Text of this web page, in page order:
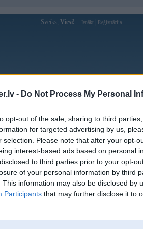
- Do Not Process My Personal
opt-out of the sale, sharing to third
for targeted advertising by us,
selection. Please note that after your opt-
interest-based ads based on personal
to third parties prior to your opt-
of your personal information by third
This information may also be disclosed by
Participants that may further disclose it to
Sveiks, Viesi! Ienākt Reģistrācija
Forums Galerijas Reģistrācija
Lietotāja clinicagenova10
Lietotājvārds:
Pilsēta:
Intereses:
Génova
Ziņojumi forumā:
0